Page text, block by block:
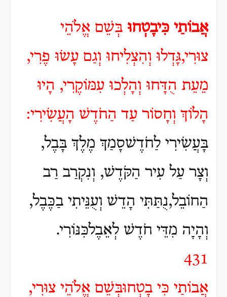
אֲבוֹתַי כִּיבָטְחוּ בְּשֵׁם אֱלֹהֵי
צוּרִי,גָּדְלוּ וְהִצְלִיחוּ וְגַם עָשׂוּ פֶרִי,
מֵעֵת הֻדָּחוּ וְהָלְכוּ עִמּוֹקֶרִי, הָיוּ
הָלוֹךְ וְחָסוֹר עַד הַחֹדֶשׁ הָעֲשִׂירִי:
בָּעֲשִׂירִי לַחֹדֶשׁסָמַךְ מֶלֶךְ בָּבֶל,
וְצָר עַל עִיר הַקֹּדֶשׁ, וְנִקְרַב רַב
הַחוֹבֵל,נֻתַּתִּי הָדֵשׁ וְעֻנֵּיתִי בַכֶּבֶל,
וְהָיָה מִדֵּי חֹדֶשׁ לְאֵבֶלכִּנּוֹרִי.
431
אֲבוֹתַי כִּי בָטְחוּבְּשֵׁם אֱלֹהֵי צוּרִי,